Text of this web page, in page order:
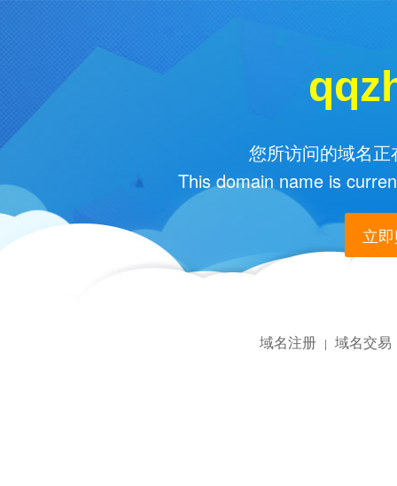
您所访问的域名
This domain name is
立
域名注册 | 域名交易